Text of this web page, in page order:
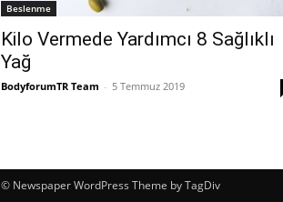
Beslenme
Kilo Vermede Yardımcı 8 Sağlıklı
Yağ
BodyforumTR Team - 5 Temmuz 2019
© Newspaper WordPress Theme by TagDiv